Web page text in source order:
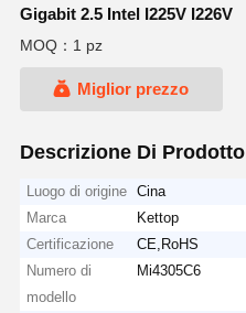
Gigabit 2.5 Intel I225V I226V
MOQ：1 pz
Miglior prezzo
Descrizione Di Prodotto
Luogo di origine
Cina
Marca
Kettop
Certificazione
CE,RoHS
Numero di
modello
Mi4305C6